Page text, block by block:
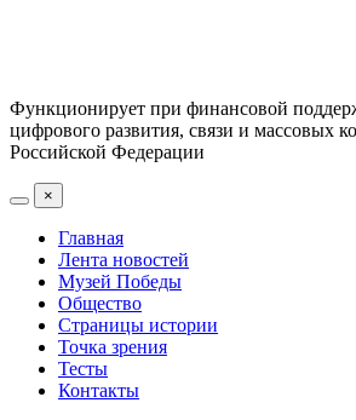
Функционирует при финансовой
цифрового развития, связи и массовых
Российской Федерации
×
Главная
Лента новостей
Музей Победы
Общество
Страницы истории
Точка зрения
Тесты
Контакты